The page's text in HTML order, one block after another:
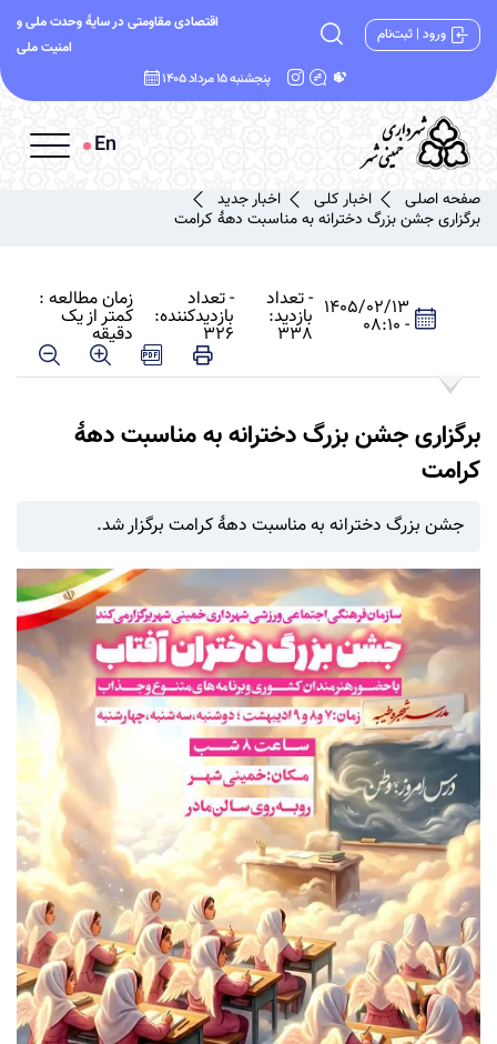
ورود | ثبت‌نام
اقتصادی مقاومتی در سایۀ وحدت ملی و
امنیت ملی
پنجشنبه 15 مرداد 1405
En
صفحه اصلی اخبار جدید
اخبار کلی
برگزاری جشن بزرگ دخترانه به مناسبت دهۀ کرامت
1405/02/13
- 08:10
- تعداد
بازدید:
338
- تعداد
بازدیدکننده:
326
زمان مطالعه :
کمتر از یک
دقیقه
برگزاری جشن بزرگ دخترانه به مناسبت دهۀ
کرامت
جشن بزرگ دخترانه به مناسبت دهۀ کرامت برگزار شد.